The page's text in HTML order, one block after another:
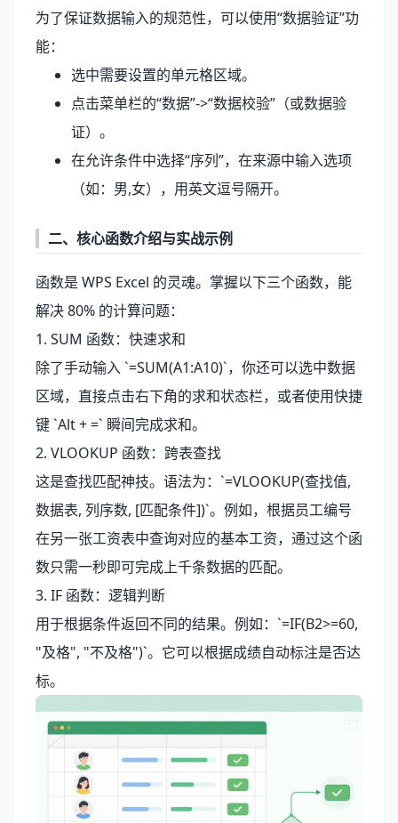
为了保证数据输入的规范性，可以使用“数据验证”功
能：
选中需要设置的单元格区域。
点击菜单栏的“数据”->“数据校验”（或数据验
证）。
在允许条件中选择“序列”，在来源中输入选项
（如：男,女），用英文逗号隔开。
二、核心函数介绍与实战示例
函数是 WPS Excel 的灵魂。掌握以下三个函数，能
解决 80% 的计算问题：
1. SUM 函数：快速求和
除了手动输入 `=SUM(A1:A10)`，你还可以选中数据
区域，直接点击右下角的求和状态栏，或者使用快捷
键 `Alt + =` 瞬间完成求和。
2. VLOOKUP 函数：跨表查找
这是查找匹配神技。语法为：`=VLOOKUP(查找值,
数据表, 列序数, [匹配条件])`。例如，根据员工编号
在另一张工资表中查询对应的基本工资，通过这个函
数只需一秒即可完成上千条数据的匹配。
3. IF 函数：逻辑判断
用于根据条件返回不同的结果。例如：`=IF(B2>=60,
"及格", "不及格")`。它可以根据成绩自动标注是否达
标。